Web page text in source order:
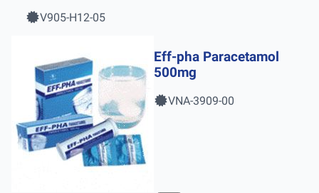
V905-H12-05
Eff-pha Paracetamol
500mg
VNA-3909-00